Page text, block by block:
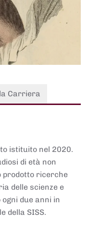
Carriera
istituito nel 2020.
di età non
prodotto ricerche
delle scienze e
due anni in
della SISS.